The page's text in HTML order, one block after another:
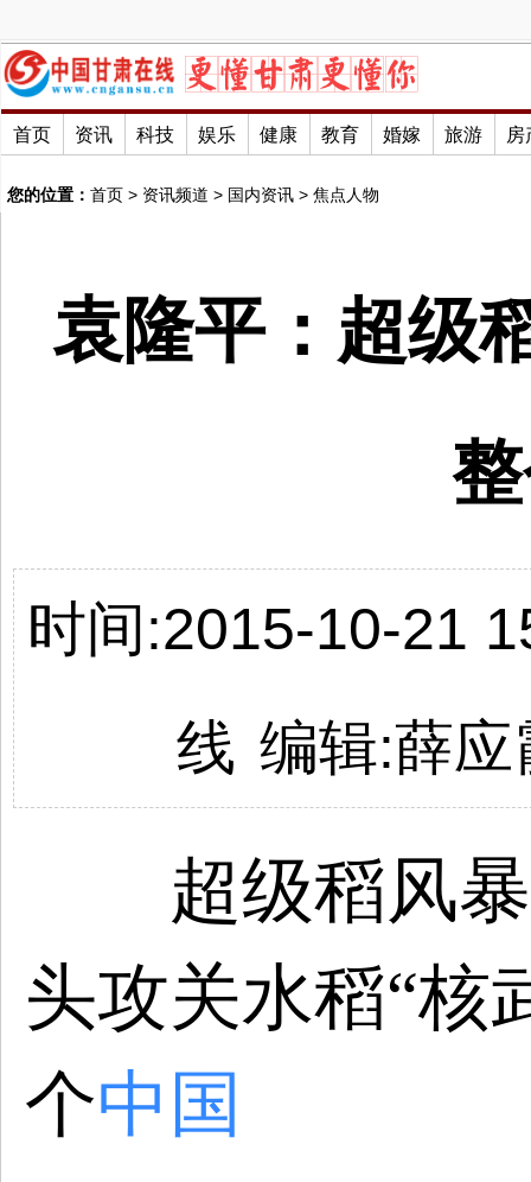
首页 资讯 科技 娱乐 健康 教育 婚嫁 旅游 房
您的位置： 首页 > 资讯频道 > 国内资讯 > 焦点人物
袁隆平：超级
时间:2015-10-21
线 编辑:薛应
超级稻风暴
头攻关水稻“核
个中国